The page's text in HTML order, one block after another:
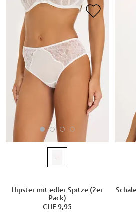
Hipster mit edler Spitze (2er
Pack)
CHF 9,95